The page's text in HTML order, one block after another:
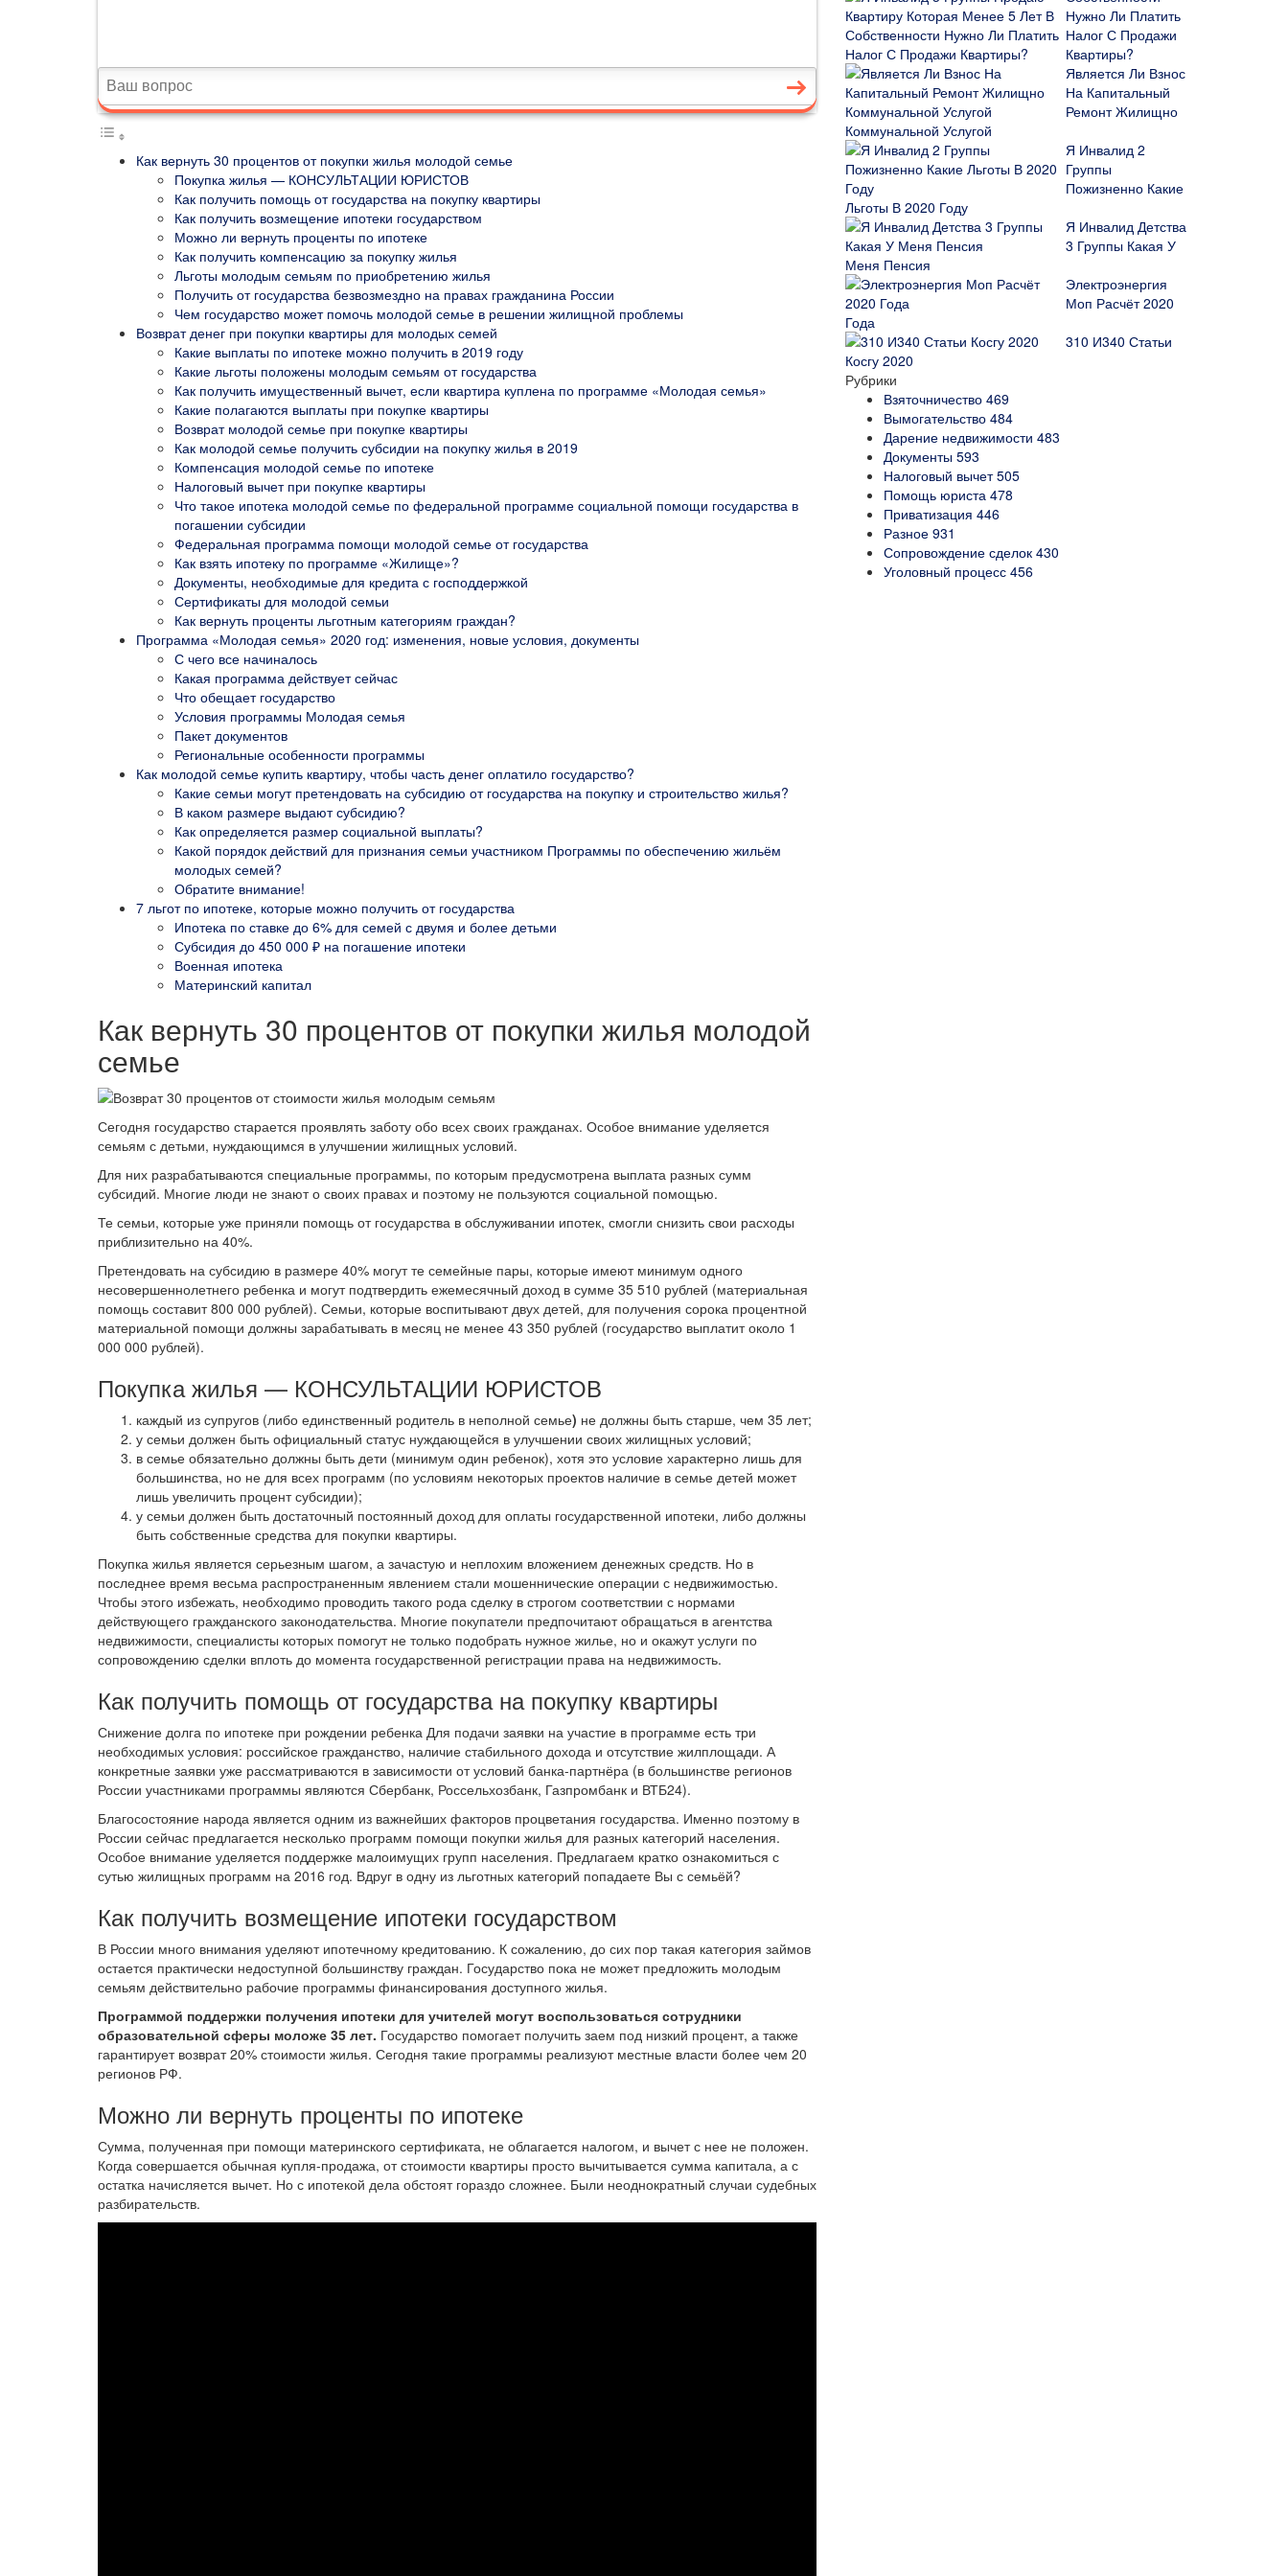
Как вернуть 30 процентов от покупки жилья молодой семье
Покупка жилья — КОНСУЛЬТАЦИИ ЮРИСТОВ
Как получить помощь от государства на покупку квартиры
Как получить возмещение ипотеки государством
Можно ли вернуть проценты по ипотеке
Как получить компенсацию за покупку жилья
Льготы молодым семьям по приобретению жилья
Получить от государства безвозмездно на правах гражданина России
Чем государство может помочь молодой семье в решении жилищной проблемы
Возврат денег при покупки квартиры для молодых семей
Какие выплаты по ипотеке можно получить в 2019 году
Какие льготы положены молодым семьям от государства
Как получить имущественный вычет, если квартира куплена по программе «Молодая семья»
Какие полагаются выплаты при покупке квартиры
Возврат молодой семье при покупке квартиры
Как молодой семье получить субсидии на покупку жилья в 2019
Компенсация молодой семье по ипотеке
Налоговый вычет при покупке квартиры
Что такое ипотека молодой семье по федеральной программе социальной помощи государства в
погашении субсидии
Федеральная программа помощи молодой семье от государства
Как взять ипотеку по программе «Жилище»?
Документы, необходимые для кредита с господдержкой
Сертификаты для молодой семьи
Как вернуть проценты льготным категориям граждан?
Программа «Молодая семья» 2020 год: изменения, новые условия, документы
С чего все начиналось
Какая программа действует сейчас
Что обещает государство
Условия программы Молодая семья
Пакет документов
Региональные особенности программы
Как молодой семье купить квартиру, чтобы часть денег оплатило государство?
Какие семьи могут претендовать на субсидию от государства на покупку и строительство жилья?
В каком размере выдают субсидию?
Как определяется размер социальной выплаты?
Какой порядок действий для признания семьи участником Программы по обеспечению жильём
молодых семей?
Обратите внимание!
7 льгот по ипотеке, которые можно получить от государства
Ипотека по ставке до 6% для семей с двумя и более детьми
Субсидия до 450 000 ₽ на погашение ипотеки
Военная ипотека
Материнский капитал
Как вернуть 30 процентов от покупки жилья молодой
семье
Сегодня государство старается проявлять заботу обо всех своих гражданах. Особое внимание уделяется
семьям с детьми, нуждающимся в улучшении жилищных условий.
Для них разрабатываются специальные программы, по которым предусмотрена выплата разных сумм
субсидий. Многие люди не знают о своих правах и поэтому не пользуются социальной помощью.
Те семьи, которые уже приняли помощь от государства в обслуживании ипотек, смогли снизить свои расходы
приблизительно на 40%.
Претендовать на субсидию в размере 40% могут те семейные пары, которые имеют минимум одного
несовершеннолетнего ребенка и могут подтвердить ежемесячный доход в сумме 35 510 рублей (материальная
помощь составит 800 000 рублей). Семьи, которые воспитывают двух детей, для получения сорока процентной
материальной помощи должны зарабатывать в месяц не менее 43 350 рублей (государство выплатит около 1
000 000 рублей).
Покупка жилья — КОНСУЛЬТАЦИИ ЮРИСТОВ
каждый из супругов (либо единственный родитель в неполной семье) не должны быть старше, чем 35 лет;
у семьи должен быть официальный статус нуждающейся в улучшении своих жилищных условий;
в семье обязательно должны быть дети (минимум один ребенок), хотя это условие характерно лишь для
большинства, но не для всех программ (по условиям некоторых проектов наличие в семье детей может
лишь увеличить процент субсидии);
у семьи должен быть достаточный постоянный доход для оплаты государственной ипотеки, либо должны
быть собственные средства для покупки квартиры.
Покупка жилья является серьезным шагом, а зачастую и неплохим вложением денежных средств. Но в
последнее время весьма распространенным явлением стали мошеннические операции с недвижимостью.
Чтобы этого избежать, необходимо проводить такого рода сделку в строгом соответствии с нормами
действующего гражданского законодательства. Многие покупатели предпочитают обращаться в агентства
недвижимости, специалисты которых помогут не только подобрать нужное жилье, но и окажут услуги по
сопровождению сделки вплоть до момента государственной регистрации права на недвижимость.
Как получить помощь от государства на покупку квартиры
Снижение долга по ипотеке при рождении ребенка Для подачи заявки на участие в программе есть три
необходимых условия: российское гражданство, наличие стабильного дохода и отсутствие жилплощади. А
конкретные заявки уже рассматриваются в зависимости от условий банка-партнёра (в большинстве регионов
России участниками программы являются Сбербанк, Россельхозбанк, Газпромбанк и ВТБ24).
Благосостояние народа является одним из важнейших факторов процветания государства. Именно поэтому в
России сейчас предлагается несколько программ помощи покупки жилья для разных категорий населения.
Особое внимание уделяется поддержке малоимущих групп населения. Предлагаем кратко ознакомиться с
сутью жилищных программ на 2016 год. Вдруг в одну из льготных категорий попадаете Вы с семьёй?
Как получить возмещение ипотеки государством
В России много внимания уделяют ипотечному кредитованию. К сожалению, до сих пор такая категория займов
остается практически недоступной большинству граждан. Государство пока не может предложить молодым
семьям действительно рабочие программы финансирования доступного жилья.
Программой поддержки получения ипотеки для учителей могут воспользоваться сотрудники
образовательной сферы моложе 35 лет. Государство помогает получить заем под низкий процент, а также
гарантирует возврат 20% стоимости жилья. Сегодня такие программы реализуют местные власти более чем 20
регионов РФ.
Можно ли вернуть проценты по ипотеке
Сумма, полученная при помощи материнского сертификата, не облагается налогом, и вычет с нее не положен.
Когда совершается обычная купля-продажа, от стоимости квартиры просто вычитывается сумма капитала, а с
остатка начисляется вычет. Но с ипотекой дела обстоят гораздо сложнее. Были неоднократный случаи судебных
разбирательств.
Нужно Ли Платить
Налог С Продажи
Квартиры?
Является Ли Взнос
На Капитальный
Ремонт Жилищно
Коммунальной Услугой
Я Инвалид 2
Группы
Пожизненно Какие
Льготы В 2020 Году
Я Инвалид Детства
3 Группы Какая У
Меня Пенсия
Электроэнергия
Моп Расчёт 2020
Года
310 И340 Статьи
Косгу 2020
Рубрики
Взяточничество 469
Вымогательство 484
Дарение недвижимости 483
Документы 593
Налоговый вычет505
Помощь юриста 478
Приватизация 446
Разное 931
Сопровождение сделок 430
Уголовный процесс 456